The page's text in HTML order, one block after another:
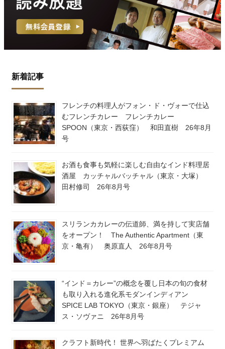
新着記事
フレンチの料理人がフォン・ド・ヴォーで仕込
むフレンチカレー フレンチカレー
SPOON（東京・西荻窪） 和田直樹 26年8月
号
お酒も食事も気軽に楽しむ自由なインド料理居
酒屋 カッチャルバッチャル（東京・大塚）
田村修司 26年8月号
スリランカカレーの伝道師、満を持して実店舗
をオープン！ The Authentic Apartment（東
京・亀有） 奥原直人 26年8月号
“インド＝カレー”の概念を覆し日本の旬の食材
も取り入れる進化系モダンインディアン
SPICE LAB TOKYO（東京・銀座） テジャ
ス・ソヴァニ 26年8月号
クラフト新時代！ 世界へ羽ばたくプレミアム